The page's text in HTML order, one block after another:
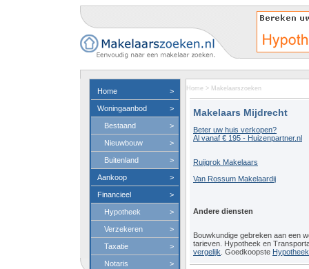
Home >
Woningaanbod >
Bestaand >
Nieuwbouw >
Buitenland >
Aankoop >
Financieel >
Hypotheek >
Verzekeren >
Taxatie >
Notaris >
Home > Makelaarszoeken
Makelaars Mijdrecht
Beter uw huis verkopen?
Al vanaf € 195 - Huizenpartner.nl
Ruijgrok Makelaars
Van Rossum Makelaardij
Andere diensten
Bouwkundige gebreken aan een
tarieven. Hypotheek en
vergelijk . Goedkoopste